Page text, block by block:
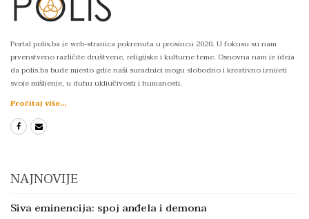
Portal polis.ba je web-stranica pokrenuta u prosincu 2020. U fokusu su nam
prvenstveno različite društvene, religijske i kulturne teme. Osnovna nam je ideja
da polis.ba bude mjesto gdje naši suradnici mogu slobodno i kreativno iznijeti
svoje mišljenje, u duhu uključivosti i humanosti.
Pročitaj više...
NAJNOVIJE
Siva eminencija: spoj anđela i demona